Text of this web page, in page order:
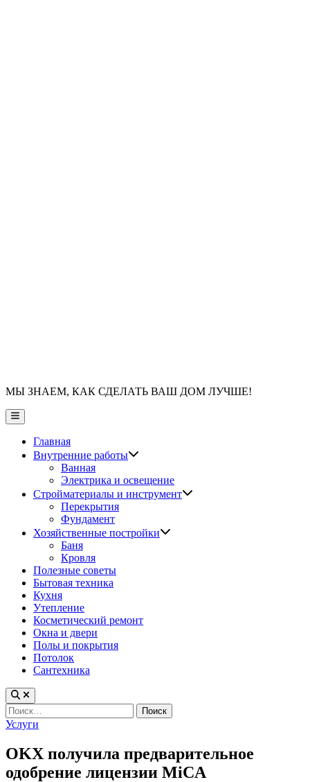
МЫ ЗНАЕМ, КАК СДЕЛАТЬ ВАШ ДОМ ЛУЧШЕ!
Главное
меню
Главная
Внутренние работы
Ванная
Электрика и освещение
Стройматериалы и инструмент
Перекрытия
Фундамент
Хозяйственные постройки
Баня
Кровля
Полезные советы
Бытовая техника
Кухня
Утепление
Косметический ремонт
Окна и двери
Полы и покрытия
Потолок
Сантехника
Найти:
Опубликовано
Услуги
OKX получила предварительное
одобрение лицензии MiCA